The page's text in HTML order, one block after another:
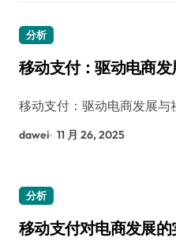
分析
移动支付：驱动电商
移动支付：驱动电商发展
dawei 11 月 26, 2025
分析
移动支付对电商发展